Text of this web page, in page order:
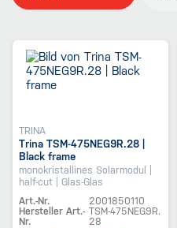
TRINA
Trina TSM-475NEG9R.28 |
Black frame
monokristallines Solarmodul |
half-cut | Glas-Glas
Art.-Nr.
2001850110
Hersteller Art.-
Nr.
TSM-475NEG9R.
28